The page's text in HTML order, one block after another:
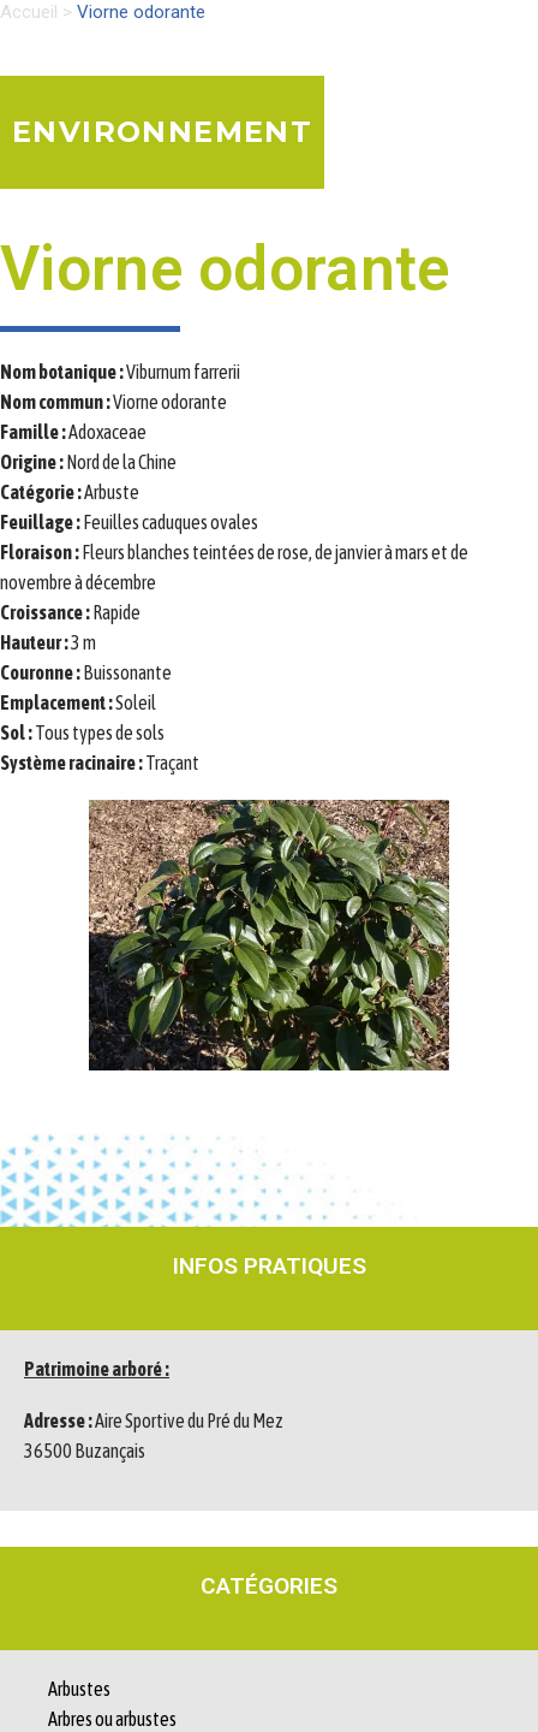
Accueil > Viorne odorante
ENVIRONNEMENT
Viorne odorante
Nom botanique :Viburnum farrerii
Nom commun :Viorne odorante
Famille :Adoxaceae
Origine :Nord de la Chine
Catégorie :Arbuste
Feuillage :Feuilles caduques ovales
Floraison :Fleurs blanches teintées de rose, de janvier à mars et de
novembre à décembre
Croissance :Rapide
Hauteur :3 m
Couronne :Buissonante
Emplacement :Soleil
Sol :Tous types de sols
Système racinaire :Traçant
INFOS PRATIQUES
Patrimoine arboré :
Adresse :Aire Sportive du Pré du Mez
36500 Buzançais
CATÉGORIES
Arbustes
Arbres ou arbustes